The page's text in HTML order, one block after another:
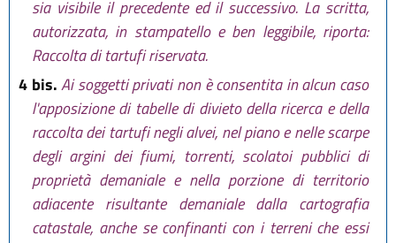
sia visibile il precedente ed il successivo. La scritta,
autorizzata, in stampatello e ben leggibile, riporta:
Raccolta di tartufi riservata.
4 bis.Ai soggetti privati non è consentita in alcun caso
l'apposizione di tabelle di divieto della ricerca e della
raccolta dei tartufi negli alvei, nel piano e nelle scarpe
degli argini dei fiumi, torrenti, scolatoi pubblici di
proprietà demaniale e nella porzione di territorio
adiacente risultante demaniale dalla cartografia
catastale, anche se confinanti con i terreni che essi